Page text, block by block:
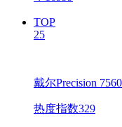
TOP
25
戴尔Precision
热度指数329